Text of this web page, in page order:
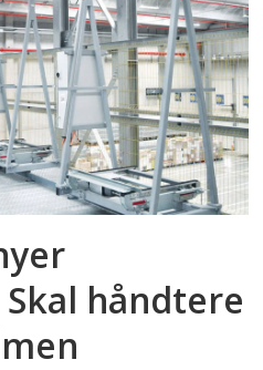
håndtere